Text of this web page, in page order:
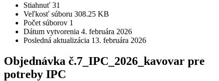
Stiahnuť 31
Veľkosť súboru 308.25 KB
Počet súborov 1
Dátum vytvorenia 4. februára 2026
Posledná aktualizácia 13. februára 2026
Objednávka č.7_IPC_2026_kavovar pre
potreby IPC